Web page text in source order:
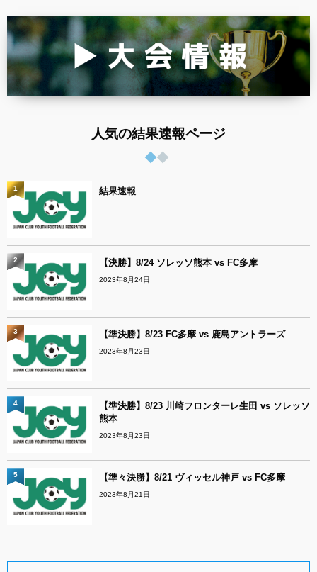
人気の結果速報ページ
結果速報
1
【決勝】8/24 ソレッソ熊本 vs FC多摩
2023年8月24日
2
【準決勝】8/23 FC多摩 vs 鹿島アントラーズ
2023年8月23日
3
【準決勝】8/23 川崎フロンターレ生田 vs ソレッソ
熊本
2023年8月23日
4
【準々決勝】8/21 ヴィッセル神戸 vs FC多摩
2023年8月21日
5